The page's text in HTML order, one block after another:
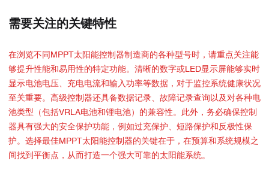
需要关注的关键特性
在浏览不同MPPT太阳能控制器制造商的各种型号时，请重点关注能
够提升性能和易用性的特定功能。清晰的数字或LED显示屏能够实时
显示电池电压、充电电流和输入功率等数据，对于监控系统健康状况
至关重要。高级控制器还具备数据记录、故障记录查询以及对各种电
池类型（包括VRLA电池和锂电池）的兼容性。此外，务必确保控制
器具有强大的安全保护功能，例如过充保护、短路保护和反极性保
护。选择最佳MPPT太阳能控制器的关键在于，在预算和系统规模之
间找到平衡点，从而打造一个强大可靠的太阳能系统。